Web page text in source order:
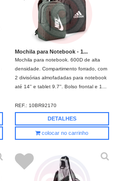
Mochila para Notebook - 1...
Mochila para notebook. 600D de alta
densidade. Compartimento forrado, com
2 divisórias almofadadas para notebook
até 14'' e tablet 9.7''. Bolso frontal e 1...
REF.: 10BR92170
DETALHES
colocar no carrinho